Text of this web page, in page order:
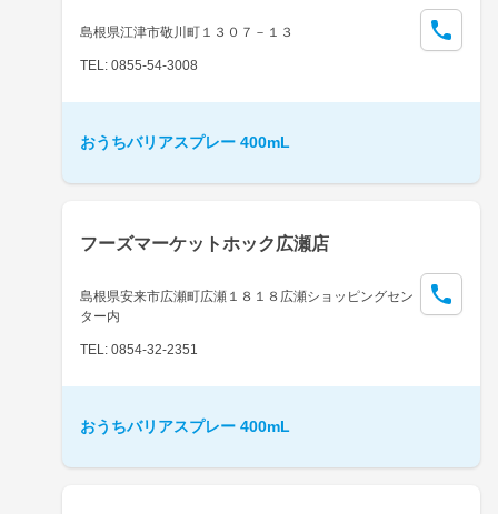
島根県江津市敬川町１３０７－１３
TEL: 0855-54-3008
おうちバリアスプレー 400mL
フーズマーケットホック広瀬店
島根県安来市広瀬町広瀬１８１８広瀬ショッピングセン
ター内
TEL: 0854-32-2351
おうちバリアスプレー 400mL